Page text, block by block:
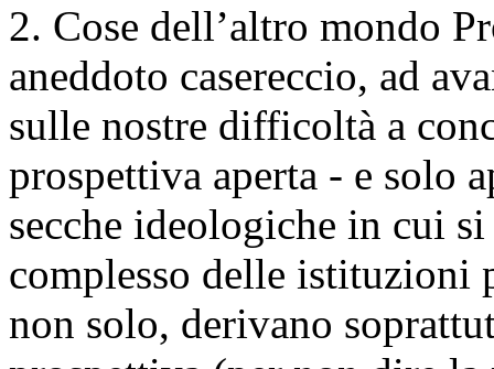
2. Cose dell’altro mondo
aneddoto casereccio, ad
sulle nostre difficoltà a
prospettiva aperta - e solo
secche ideologiche in cui
complesso delle istituzioni
non solo, derivano